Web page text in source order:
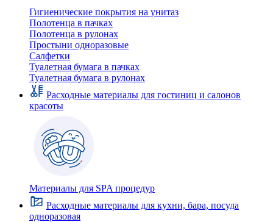
Гигиенические покрытия на унитаз
Полотенца в пачках
Полотенца в рулонах
Простыни одноразовые
Салфетки
Туалетная бумага в пачках
Туалетная бумага в рулонах
Расходные материалы для гостиниц и салонов
красоты
Материалы для SPA процедур
Расходные материалы для кухни, бара, посуда
одноразовая